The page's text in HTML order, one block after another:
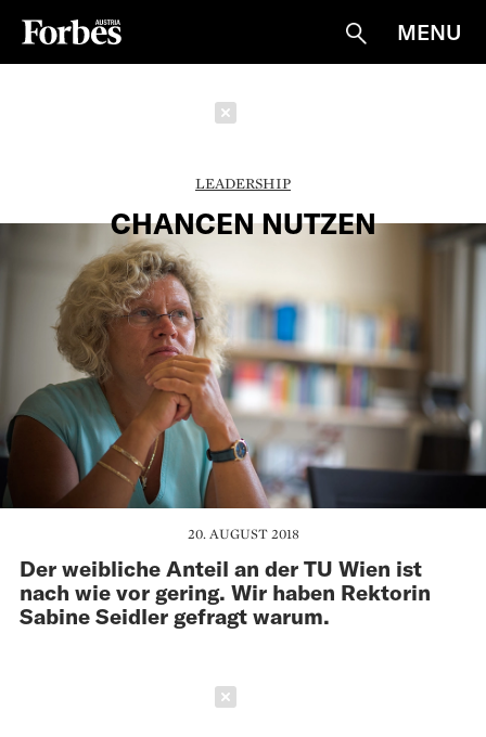
Suche
MENU
LEADERSHIP
CHANCEN NUTZEN
20. AUGUST 2018
Der weibliche Anteil an der TU Wien ist
nach wie vor gering. Wir haben Rektorin
Sabine Seidler gefragt warum.